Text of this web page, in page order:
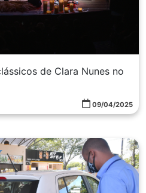
de Clara Nunes no
09/04/2025